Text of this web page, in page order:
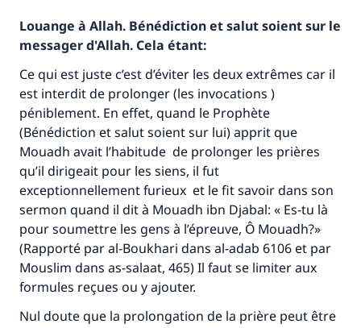
Louange à Allah. Bénédiction et salut soient sur le
messager d'Allah. Cela étant:
Ce qui est juste c’est d’éviter les deux extrêmes car il
est interdit de prolonger (les invocations )
péniblement. En effet, quand le Prophète
(Bénédiction et salut soient sur lui) apprit que
Mouadh avait l’habitude de prolonger les prières
qu’il dirigeait pour les siens, il fut
exceptionnellement furieux et le fit savoir dans son
sermon quand il dit à Mouadh ibn Djabal: « Es-tu là
pour soumettre les gens à l’épreuve, Ô Mouadh?»
(Rapporté par al-Boukhari dans al-adab 6106 et par
Mouslim dans as-salaat, 465) Il faut se limiter aux
formules reçues ou y ajouter.
Nul doute que la prolongation de la prière peut être
Faites une différence dans la vie de
millions de personnes grâce à votre